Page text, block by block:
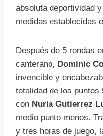
absoluta deportividad
medidas establecidas
Después de 5 rondas
canterano, Dominic
invencible y
totalidad de los puntos
con Nuria Gutierrez
medio punto menos.
y tres horas de juego,